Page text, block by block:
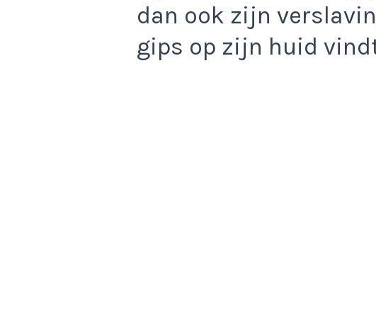
dan ook zijn
gips op zijn huid